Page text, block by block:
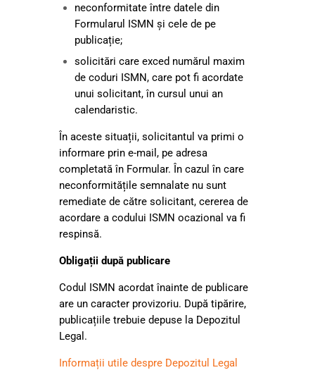
neconformitate între datele din
Formularul ISMN și cele de pe
publicație;
solicitări care exced numărul maxim
de coduri ISMN, care pot fi acordate
unui solicitant, în cursul unui an
calendaristic.
În aceste situații, solicitantul va primi o
informare prin e-mail, pe adresa
completată în Formular. În cazul în care
neconformitățile semnalate nu sunt
remediate de către solicitant, cererea de
acordare a codului ISMN ocazional va fi
respinsă.
Obligații după publicare
Codul ISMN acordat înainte de publicare
are un caracter provizoriu. După tipărire,
publicațiile trebuie depuse la Depozitul
Legal.
Informații utile despre Depozitul Legal